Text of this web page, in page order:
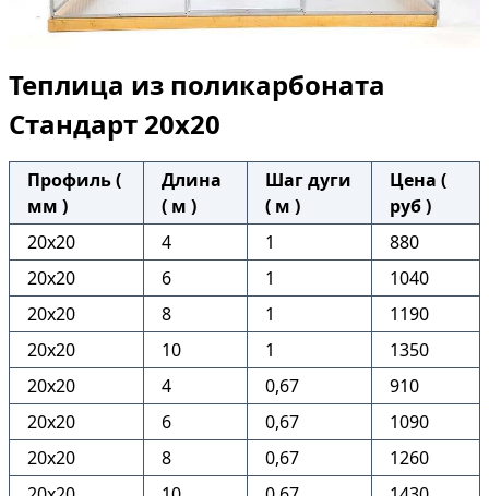
Теплица из поликарбоната
Стандарт 20х20
Профиль (
мм )
Длина
( м )
Шаг дуги
( м )
Цена (
руб )
20х20
4 1
880
20х20
6 1
1040
20х20
8 1
1190
20х20
10 1
1350
20х20
4 0,67
910
20х20
6 0,67
1090
20х20
8 0,67
1260